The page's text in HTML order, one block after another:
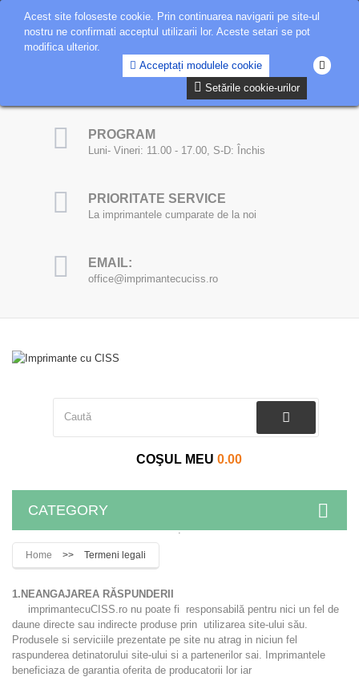
Acest site foloseste cookie. Prin continuarea navigarii pe site-ul
nostru ne confirmati acceptul utilizarii lor. Aceste setari se pot
modifica ulterior.
Acceptați modulele cookie
Setările cookie-urilor
Detalii Cont
TEL: 0727 733 455
PROGRAM
Luni- Vineri: 11.00 - 17.00, S-D: Închis
PRIORITATE SERVICE
La imprimantele cumparate de la noi
EMAIL:
office@imprimantecuciss.ro
COŞUL MEU 0.00
CATEGORY
.
Home >> Termeni legali
1.NEANGAJAREA RĂSPUNDERII
imprimantecuCISS.ro nu poate fi responsabilă pentru nici un fel de
daune directe sau indirecte produse prin utilizarea site-ului său.
Produsele si serviciile prezentate pe site nu atrag in niciun fel
raspunderea detinatorului site-ului si a partenerilor sai. Imprimantele
beneficiaza de garantia oferita de producatorii lor iar